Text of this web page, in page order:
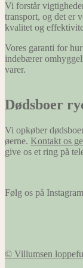
Vi forstår
transport, og det er
kvalitet og
Vores garanti for
indebærer
varer.
Dødsboer
Vi opkøber
øerne. Kontakt os
give os et ring på
Følg os på
© Villumsen